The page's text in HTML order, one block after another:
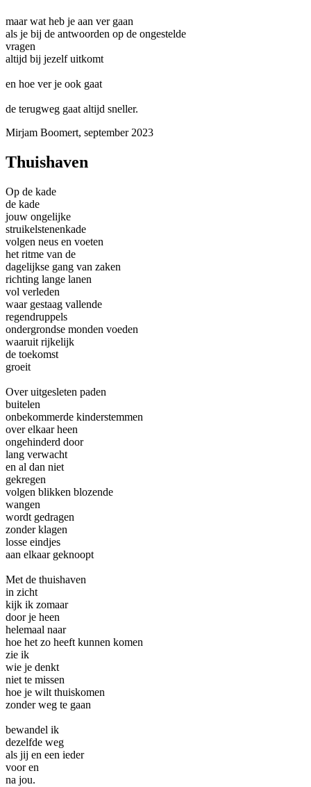
maar wat heb je aan ver gaan
als je bij de antwoorden op de ongestelde
vragen
altijd bij jezelf uitkomt
en hoe ver je ook gaat
de terugweg gaat altijd sneller.
Mirjam Boomert, september 2023
Thuishaven
Op de kade
de kade
jouw ongelijke
struikelstenenkade
volgen neus en voeten
het ritme van de
dagelijkse gang van zaken
richting lange lanen
vol verleden
waar gestaag vallende
regendruppels
ondergrondse monden voeden
waaruit rijkelijk
de toekomst
groeit
Over uitgesleten paden
buitelen
onbekommerde kinderstemmen
over elkaar heen
ongehinderd door
lang verwacht
en al dan niet
gekregen
volgen blikken blozende
wangen
wordt gedragen
zonder klagen
losse eindjes
aan elkaar geknoopt
Met de thuishaven
in zicht
kijk ik zomaar
door je heen
helemaal naar
hoe het zo heeft kunnen komen
zie ik
wie je denkt
niet te missen
hoe je wilt thuiskomen
zonder weg te gaan
bewandel ik
dezelfde weg
als jij en een ieder
voor en
na jou.